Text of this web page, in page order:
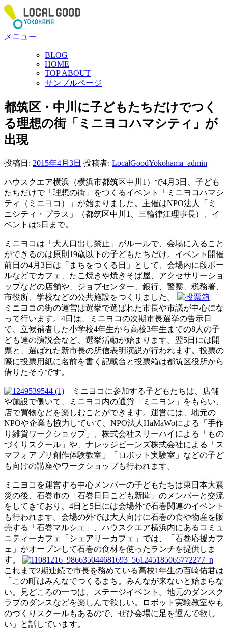
コ
ン
ン
プ
メニュー
BLOG
HOME
TOP ABOUT
サンプルページ
都筑区・中川に子どもたちだけでつく
る理想の街「ミニヨコハマシティ」が
出現
投稿日: 2015年4月3日 投稿者: LocalGoodYokohama_admin
ハウスクエア横浜（横浜市都筑区中川1）で4月3日、子ども
たちだけで「理想の街」をつくるイベント「ミニヨコハマシ
ティ（ミニヨコ）」が始まりました。主催はNPO法人「ミ
ニシティ・プラス」（都筑区中川1、三輪律江理事長）、イ
ベントは5日まで。
ミニヨコは「大人口出し禁止」がルールで、会場に入ること
ができるのは原則19歳以下の子どもたちだけ。イベント開催
前日の4月3日は「まちをつくる日」として、会場内に段ボー
ルなどでカフェ、たこ焼きや焼きそば屋、アクセサリーショ
ップなどの店舗や、ジョブセンター、銀行、警察、税務署、
市役所、学校などの公共施設をつくりました。
ミニヨコの街の運営は選挙で選ばれた市長や市議が中心にな
って行います。4日は、ミニヨコの次期市長選挙の告示日
で、立候補者した小学校4年生から高校3年生までの8人の子
ども達の演説会など、選挙活動が始まります。翌5日には開
票と、選ばれた新市長の所信表明演説が行われます。投票の
際に投票用紙に名前を書く記載台と投票箱は都筑区役所から
借りたそうです。
ミニヨコに参加する子どもたちは、店舗
や施設で働いて、ミニヨコ内の通貨「ミニヨン」をもらい、
店で買物などを楽しむことができます。運営には、地元の
NPOや企業も協力していて、NPO法人HaMaWoによる「手作
り雑貨ワークショップ」、株式会社スリーハイによる「もの
づくりスクール」や、ナレッジビーンズ株式会社による「ス
マフォアプリ創作体験教室」「ロボット実験室」などの子ど
も向けの講座やワークショップも行われます。
ミニヨコを運営する中心メンバーの子どもたちは東日本大震
災の後、石巻市の「石巻日日こども新聞」のメンバーと交流
をしてきており、4日と5日には会場外で石巻関連のイベント
も行われます。会場の外では大人向けに石巻の食や物産を販
売する「石巻マルシェ」、ハウスクエア横浜内にあるコミュ
ニティーカフェ「シェアリーカフェ」では、「石巻応援カフ
ェ」がオープンして石巻の食材を使ったランチを提供しま
す。
これまで2期連続で市長を務めている高校1年生の百崎佑君は
「この町はみんなでつくるまち。みんなが来ないと始まらな
い。見どころの一つは、ステージイベント。地元のダンスク
ラブのダンスなどを楽しんで欲しい。ロボット実験教室やも
のづくりスクールもあるので、ぜひ会場に足を運んで欲し
い」と話しています。